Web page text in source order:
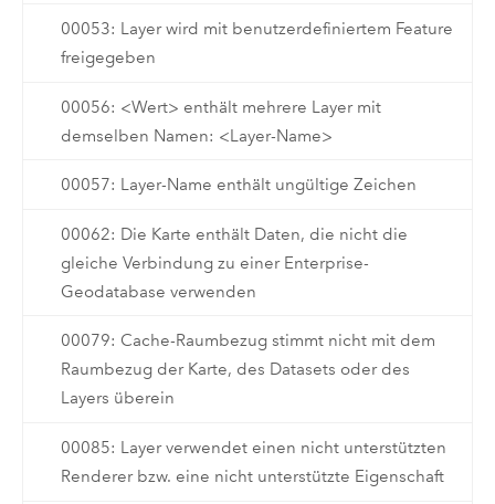
00053: Layer wird mit benutzerdefiniertem Feature
freigegeben
00056: <Wert> enthält mehrere Layer mit
demselben Namen: <Layer-Name>
00057: Layer-Name enthält ungültige Zeichen
00062: Die Karte enthält Daten, die nicht die
gleiche Verbindung zu einer Enterprise-
Geodatabase verwenden
00079: Cache-Raumbezug stimmt nicht mit dem
Raumbezug der Karte, des Datasets oder des
Layers überein
00085: Layer verwendet einen nicht unterstützten
Renderer bzw. eine nicht unterstützte Eigenschaft